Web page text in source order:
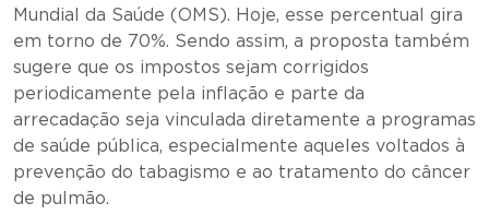
Mundial da Saúde (OMS). Hoje, esse percentual gira
em torno de 70%. Sendo assim, a proposta também
sugere que os impostos sejam corrigidos
periodicamente pela inflação e parte da
arrecadação seja vinculada diretamente a programas
de saúde pública, especialmente aqueles voltados à
prevenção do tabagismo e ao tratamento do câncer
de pulmão.